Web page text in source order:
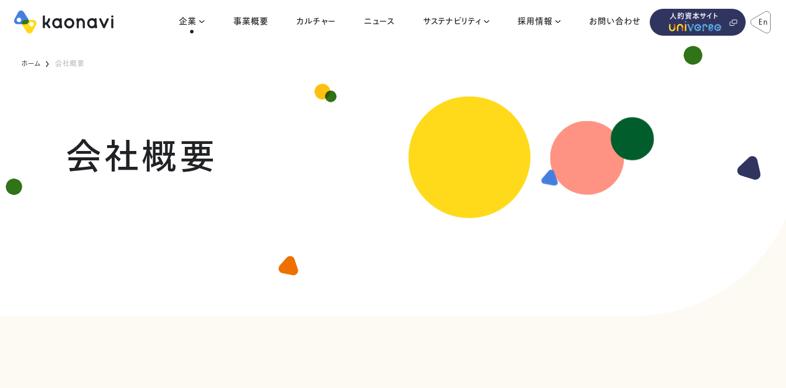
企業 事業概要 カルチャー ニュース サステナビリティ 採用情報 お問い合わせ 人的資本サイト En
ホーム 会社概要
会社概要